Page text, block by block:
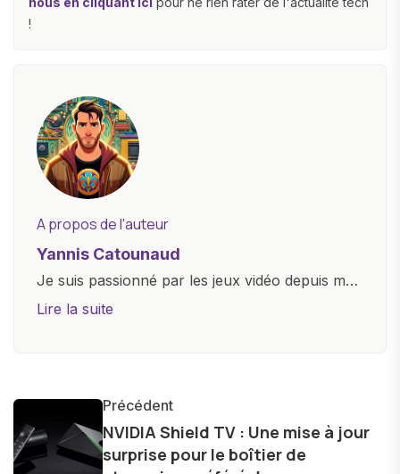
!
A propos de l'auteur
Yannis Catounaud
Je suis passionné par les jeux vidéo depuis mon
plus jeune âge. Mon amour pour l'univers
et bien d'autres gadgets technologiques. Armé
d'une curiosité insatiable, j'aime dévoiler les
dernières tendances et innovations, partageant
Lire la suite
Précédent
NVIDIA Shield TV : Une mise à jour
surprise pour le boîtier de